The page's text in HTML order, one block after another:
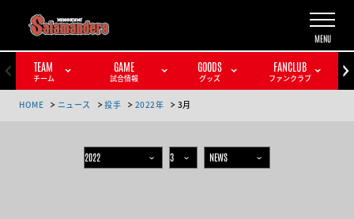
TEAM
チーム
GAME
試合情報
GOODS
グッズ
FANCLUB
ファンクラブ
HOME ニュース 投手 2022年 3月